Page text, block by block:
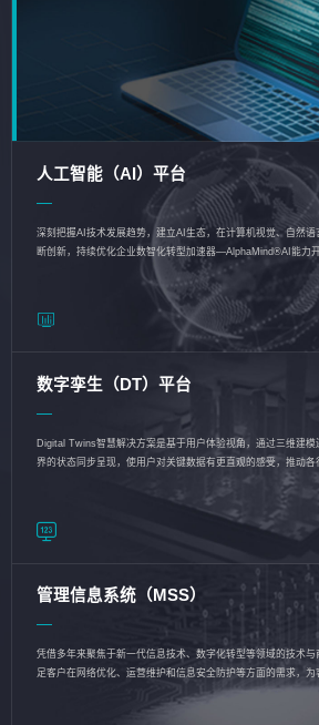
人工智能（AI）平台
深刻把握AI技术发展趋势，建立AI生态，在计算机视觉、自然
断创新，持续优化企业数智化转型加速器—AlphaMind®AI能力
数字孪生（DT）平台
Digital Twins智慧解决方案是基于用户体验视角，通过三维建
界的状态同步呈现，使用户对关键数据有更直观的感受，推动各
管理信息系统（MSS）
凭借多年来聚焦于新一代信息技术、数字化转型等领域的技术
足客户在网络优化、运营维护和信息安全防护等方面的需求，